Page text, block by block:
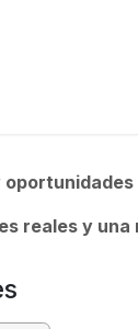
reales y una